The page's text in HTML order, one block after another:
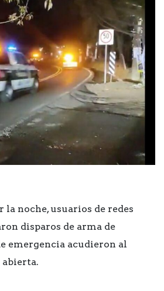
la noche, usuarios de redes
disparos de arma de
emergencia acudieron al